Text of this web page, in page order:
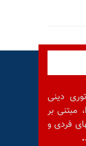
دینی
مبتنی بر
فردی و